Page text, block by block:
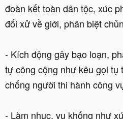
đoàn kết toàn dân tộc, xúc
đối xử về giới, phân biệt
- Kích động gây bạo loạn,
tự công cộng như kêu gọi tụ
chống người thi hành công
- Làm nhục, vu khống như